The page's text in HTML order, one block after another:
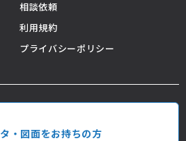
相談依頼
利用規約
プライバシーポリシー
・図面をお持ちの方